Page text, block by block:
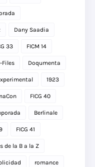
Dany Saadia
33 FICM 14
Files Doqumenta
1923
FICG 40
Berlinale
FICG 41
de la B a la Z
romance